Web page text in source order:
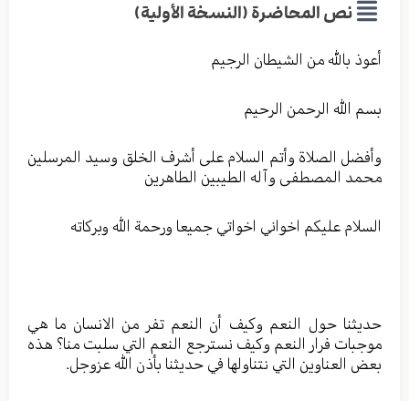
نص المحاضرة (النسخة الأولية)
أعوذ بالله من الشیطان الرجیم
بسم الله الرحمن الرحیم
وأفضل الصلاة وأتم السلام علی أشرف الخلق وسید المرسلین
محمد المصطفی وآله الطیبین الطاهرین
السلام علیکم اخواني اخواتي جمیعا ورحمة الله وبرکاته
حديثنا حول النعم وكيف أن النعم تفر من الانسان ما هي
موجبات فرار النعم وكيف نسترجع النعم التي سلبت منا؟ هذه
بعض العناوين التي نتناولها في حديثنا بأذن الله عزوجل.